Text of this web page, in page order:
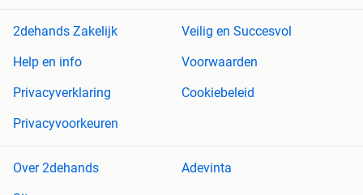
2dehands Zakelijk
Veilig en Succesvol
Help en info
Voorwaarden
Privacyverklaring
Cookiebeleid
Privacyvoorkeuren
Over 2dehands
Adevinta